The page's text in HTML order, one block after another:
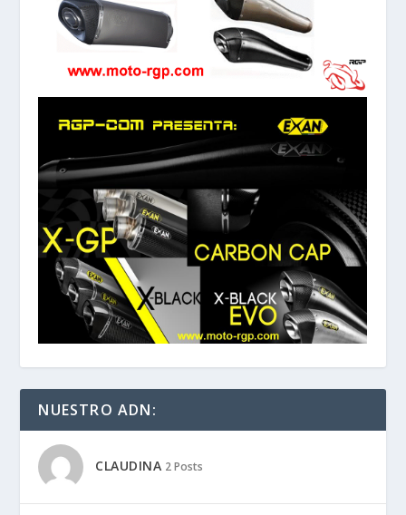
NUESTRO ADN:
CLAUDINA 2 Posts